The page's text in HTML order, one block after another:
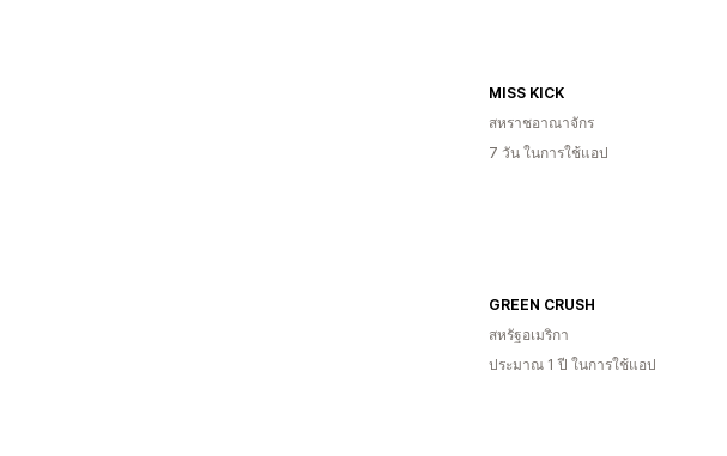
MISS KICK
สหราชอาณาจักร
7 วัน ในการใช้แอป
GREEN CRUSH
สหรัฐอเมริกา
ประมาณ 1 ปี ในการใช้แอป